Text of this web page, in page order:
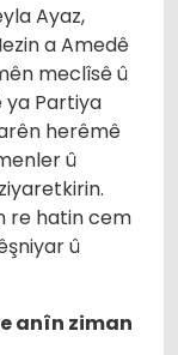
Ayaz,
a Amedê
meclîsê û
ya Partiya
herêmê
û
re hatin cem
û
anîn ziman